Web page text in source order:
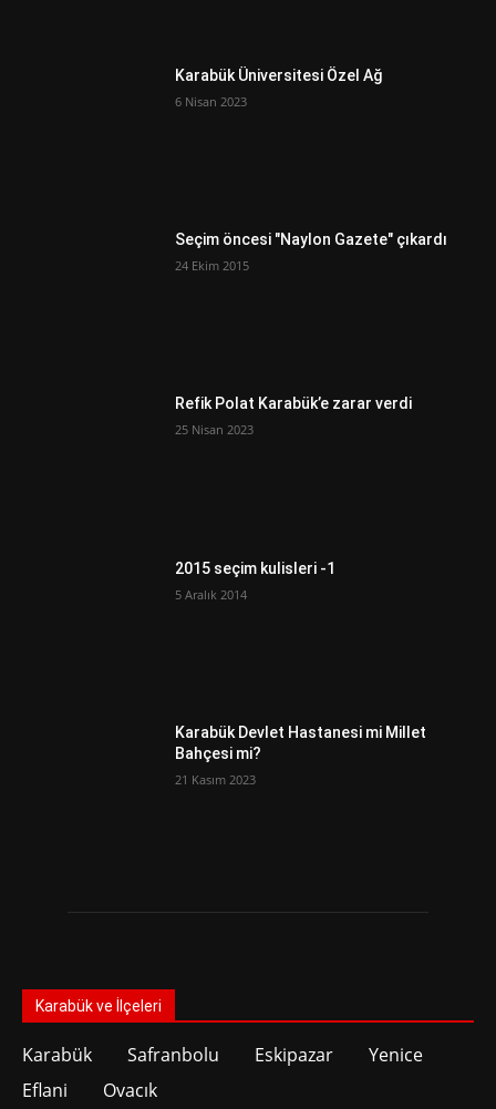
Karabük Üniversitesi Özel Ağ
6 Nisan 2023
Seçim öncesi "Naylon Gazete" çıkardı
24 Ekim 2015
Refik Polat Karabük’e zarar verdi
25 Nisan 2023
2015 seçim kulisleri -1
5 Aralık 2014
Karabük Devlet Hastanesi mi Millet
Bahçesi mi?
21 Kasım 2023
Karabük ve İlçeleri
Karabük Safranbolu Eskipazar
Yenice
Eflani
Ovacık